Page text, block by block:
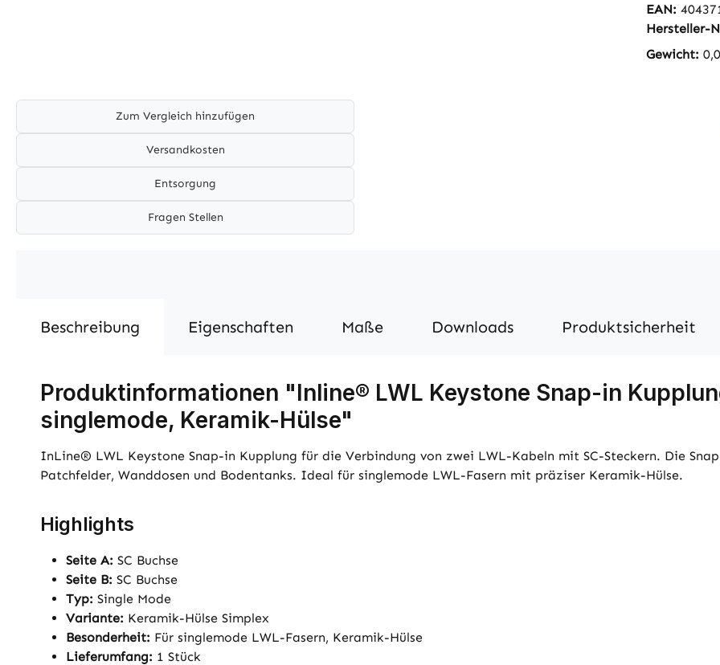
EAN:
Hersteller-
Gewicht:
Zum Vergleich hinzufügen
Versandkosten
Entsorgung
Fragen Stellen
Beschreibung Eigenschaften Maße Downloads Produktsicherheit
Produktinformationen "Inline® LWL Keystone Snap-in
singlemode, Keramik-Hülse"
InLine® LWL Keystone Snap-in Kupplung für die Verbindung von zwei LWL-Kabeln mit SC-Steckern. Die
Patchfelder, Wanddosen und Bodentanks. Ideal für singlemode LWL-Fasern mit präziser Keramik-Hülse.
Highlights
Seite A: SC Buchse
Seite B: SC Buchse
Typ: Single Mode
Variante: Keramik-Hülse Simplex
Besonderheit: Für singlemode LWL-Fasern, Keramik-Hülse
Lieferumfang: 1 Stück